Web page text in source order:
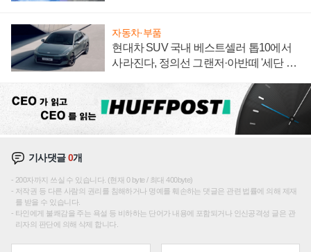
자동차·부품
현대차 SUV 국내 베스트셀러 톱10에서
사라진다, 정의선 그랜저·아반떼 '세단 쌍
기사댓글0개
200자까지 쓰실 수 있습니다. (현재 0 byte / 최대 400byte)
저작권 등 다른 사람의 권리를 침해하거나 명예를 훼손하는 댓글은 관련 법률에 의해 제재
를 받을 수 있습니다.
타인에게 불쾌감을 주는 욕설 등 비하하는 단어가 내용에 포함되거나 인신공격성 글은 관
리자의 판단에 의해 삭제 합니다.